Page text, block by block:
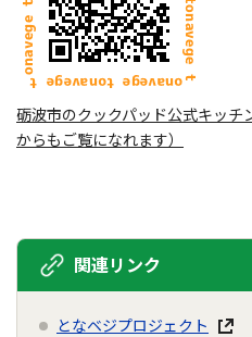
砺波市のクックパッド公式キッチ
からもご覧になれます）
関連リンク
となベジプロジェクト